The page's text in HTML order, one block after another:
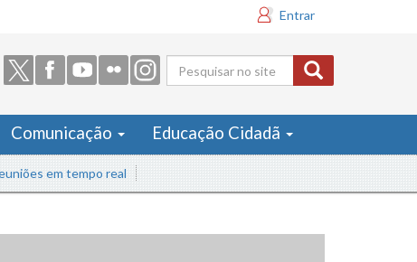
Entrar
Formulário
de busca
Comunicação Educação Cidadã
em tempo real